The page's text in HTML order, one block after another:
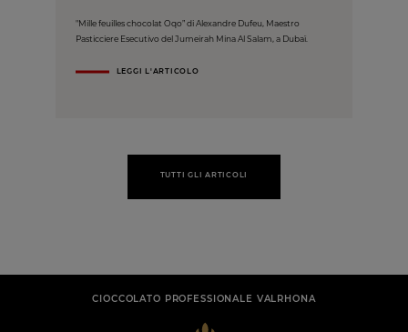
"Mille feuilles chocolat Oqo” di Alexandre Dufeu, Maestro
Pasticciere Esecutivo del Jumeirah Mina Al Salam, a Dubaï.
LEGGI L'ARTICOLO
TUTTI GLI ARTICOLI
CIOCCOLATO PROFESSIONALE VALRHONA